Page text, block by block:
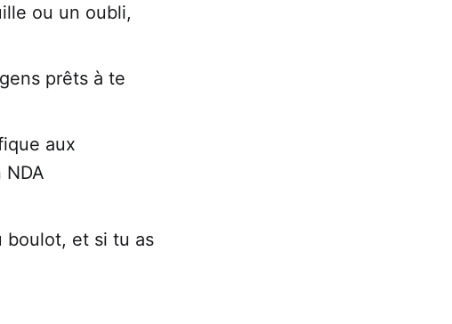
ou un oubli,
prêts à te
aux
boulot, et si tu as